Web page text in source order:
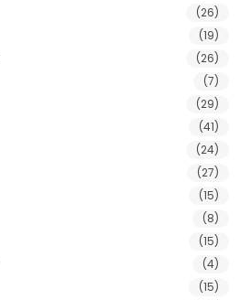
(26)
(19)
(26)
(7)
(29)
(41)
(24)
(27)
(15)
(8)
(15)
(4)
(15)